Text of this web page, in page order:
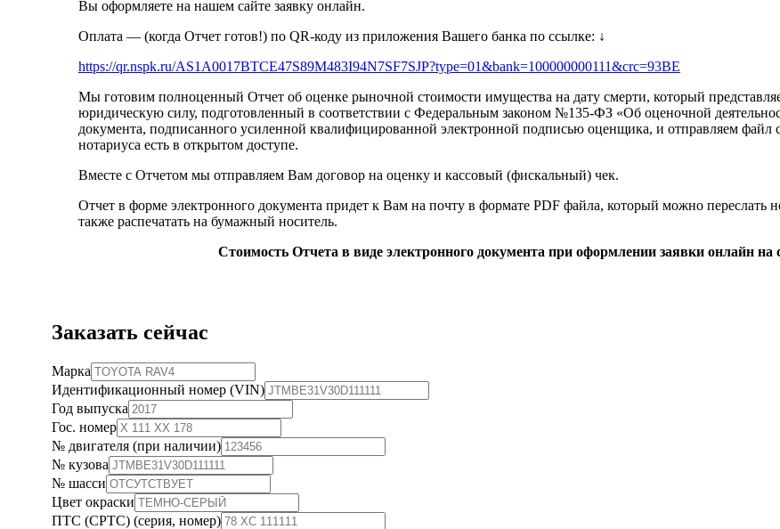
Вы оформляете на нашем сайте заявку онлайн.
Оплата — (когда Отчет готов!) по QR-коду из приложения Вашего банка по ссылке: ↓
https://qr.nspk.ru/AS1A0017BTCE47S89M483I94N7SF7SJP?type=01&bank=100000000111&crc=93BE
Мы готовим полноценный Отчет об оценке рыночной стоимости имущества на дату смерти, который
юридическую силу, подготовленный в соответствии с Федеральным законом №135-ФЗ «Об оценочной
документа, подписанного усиленной квалифицированной электронной подписью оценщика, и отправляем файл
нотариуса есть в открытом доступе.
Вместе с Отчетом мы отправляем Вам договор на оценку и кассовый (фискальный) чек.
Отчет в форме электронного документа придет к Вам на почту в формате PDF файла, который можно переслать
также распечатать на бумажный носитель.
Стоимость Отчета в виде электронного документа при оформлении заявки онлайн на
Заказать сейчас
Марка
Идентификационный номер (VIN)
Год выпуска
Гос. номер
№ двигателя (при наличии)
№ кузова
№ шасси
Цвет окраски
ПТС (СРТС) (серия, номер)